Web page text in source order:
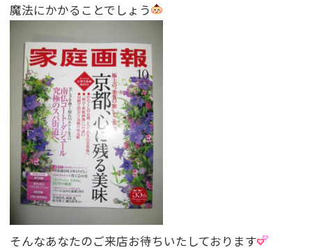
魔法にかかることでしょう
そんなあなたのご来店お待ちいたしております